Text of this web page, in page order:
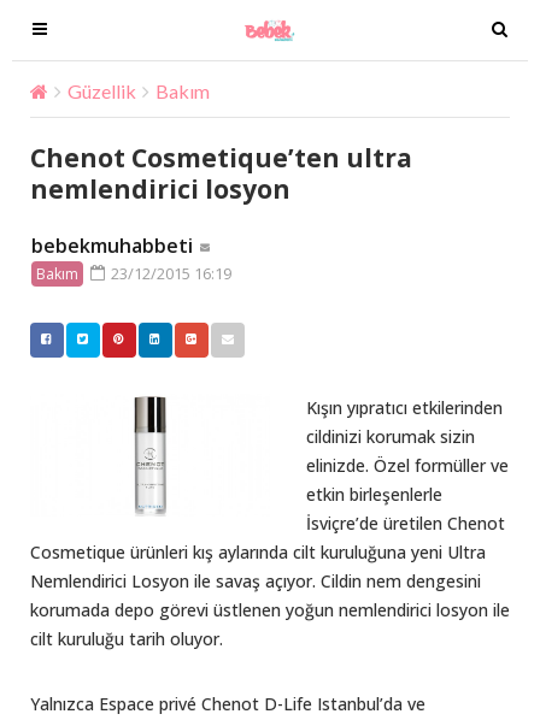
T
o
g
g
l
e
n
v
i
g
T
o
g
i
n
Güzellik Bakım
Chenot Cosmetique’ten ultra
nemlendirici losyon
bebekmuhabbeti
Bakım 23/12/2015 16:19
Kışın yıpratıcı etkilerinden
cildinizi korumak sizin
elinizde. Özel formüller ve
etkin birleşenlerle
İsviçre’de üretilen Chenot
Cosmetique ürünleri kış aylarında cilt kuruluğuna yeni Ultra
Nemlendirici Losyon ile savaş açıyor. Cildin nem dengesini
korumada depo görevi üstlenen yoğun nemlendirici losyon ile
cilt kuruluğu tarih oluyor.
Yalnızca Espace privé Chenot D-Life Istanbul’da ve